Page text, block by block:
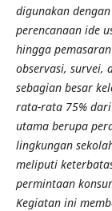
digunakan
perencanaan ide
hingga
observasi, survei,
sebagian besar
rata-rata 75%
utama berupa
lingkungan
meliputi
permintaan
Kegiatan ini